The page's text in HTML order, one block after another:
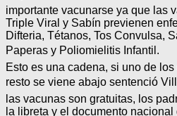
importante vacunarse ya que las
Triple Viral y Sabín previenen
Difteria, Tétanos, Tos Convulsa,
Paperas y Poliomielitis Infantil.
Esto es una cadena, si uno de
resto se viene abajo sentenció
las vacunas son gratuitas, los
la libreta y el documento